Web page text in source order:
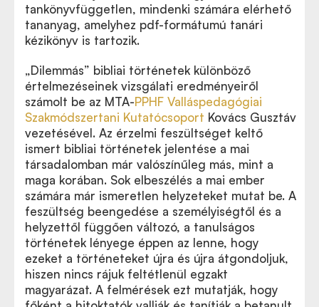
tankönyvfüggetlen, mindenki számára elérhető
tananyag, amelyhez pdf-formátumú tanári
kézikönyv is tartozik.
„Dilemmás” bibliai történetek különböző
értelmezéseinek vizsgálati eredményeiről
számolt be az MTA-PPHF Valláspedagógiai
Szakmódszertani Kutatócsoport Kovács Gusztáv
vezetésével. Az érzelmi feszültséget keltő
ismert bibliai történetek jelentése a mai
társadalomban már valószínűleg más, mint a
maga korában. Sok elbeszélés a mai ember
számára már ismeretlen helyzeteket mutat be. A
feszültség beengedése a személyiségtől és a
helyzettől függően változó, a tanulságos
történetek lényege éppen az lenne, hogy
ezeket a történeteket újra és újra átgondoljuk,
hiszen nincs rájuk feltétlenül egzakt
magyarázat. A felmérések ezt mutatják, hogy